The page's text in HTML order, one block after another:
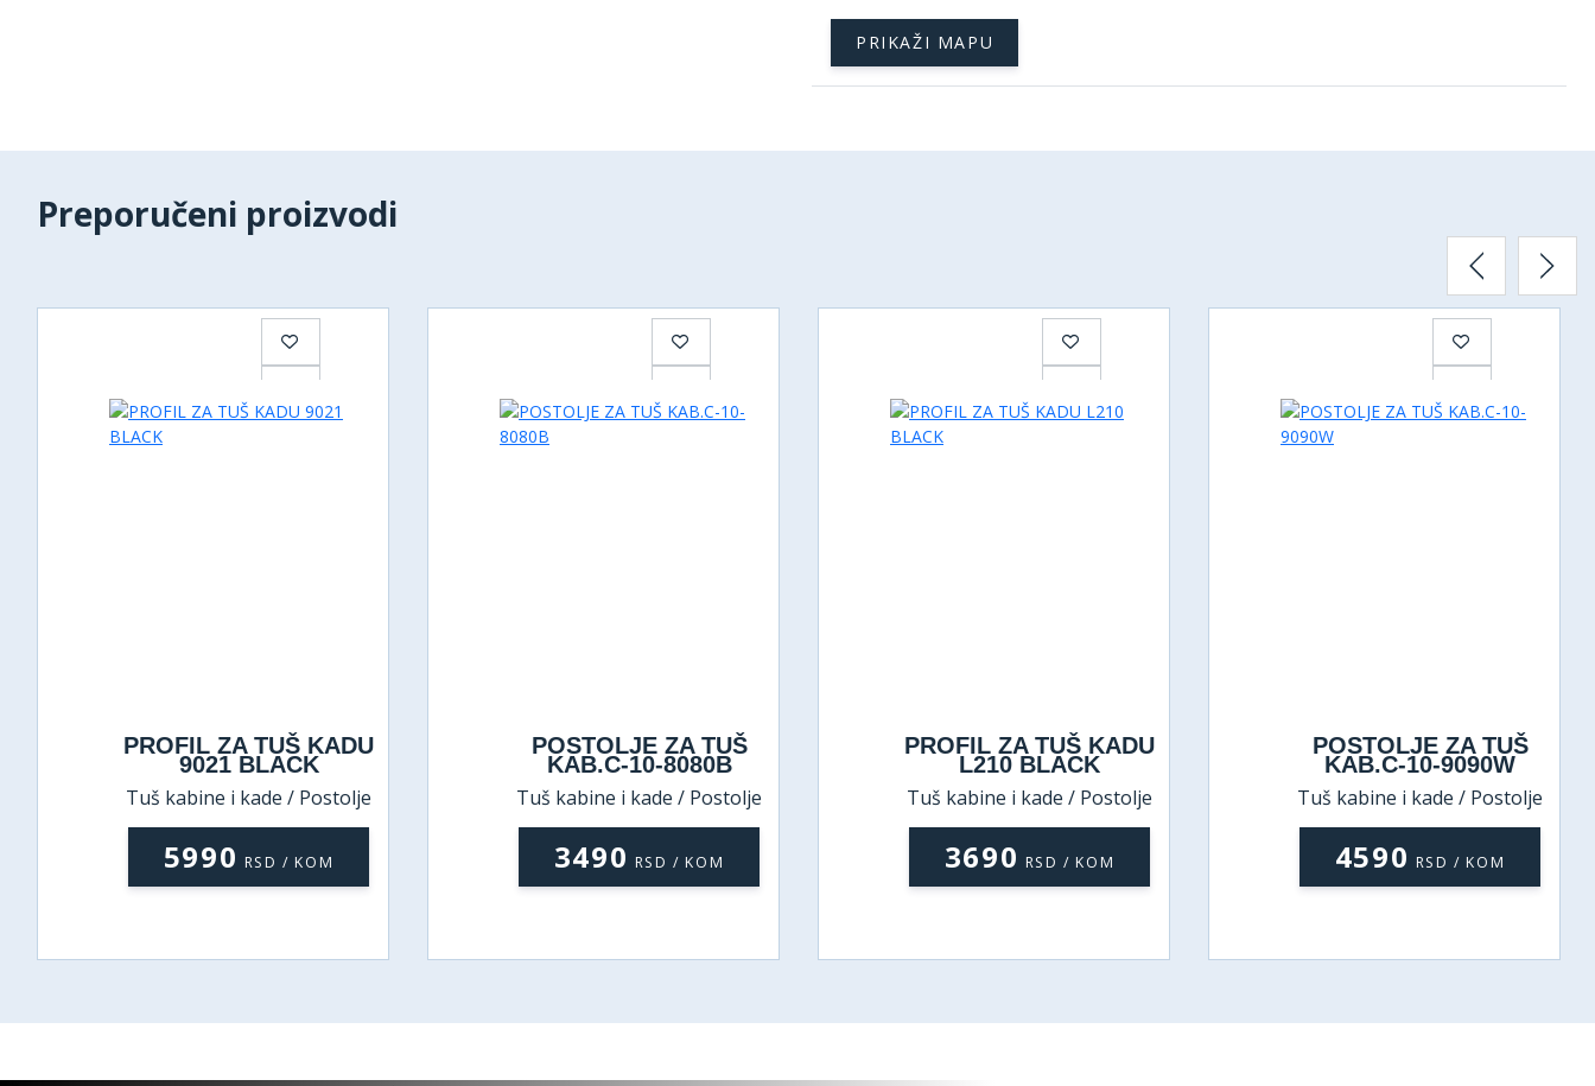
PRIKAŽI MAPU
Preporučeni proizvodi
PROFIL ZA TUŠ KADU
9021 BLACK
Tuš kabine i kade / Postolje
5990 RSD / KOM
POSTOLJE ZA TUŠ
KAB.C-10-8080B
Tuš kabine i kade / Postolje
3490 RSD / KOM
PROFIL ZA TUŠ KADU
L210 BLACK
Tuš kabine i kade / Postolje
3690 RSD / KOM
POSTOLJE ZA TUŠ
KAB.C-10-9090W
Tuš kabine i kade / Postolje
4590 RSD / KOM